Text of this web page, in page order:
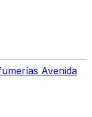
Avenida